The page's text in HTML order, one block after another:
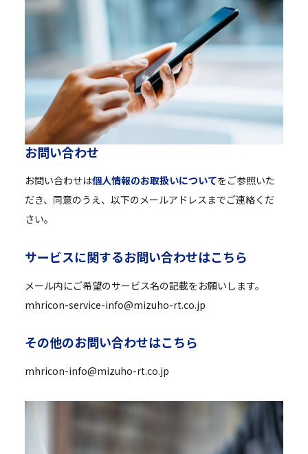
お問い合わせ
お問い合わせは個人情報のお取扱いについてをご参照いた
だき、同意のうえ、以下のメールアドレスまでご連絡くだ
さい。
サービスに関するお問い合わせはこちら
メール内にご希望のサービス名の記載をお願いします。
mhricon-service-info@mizuho-rt.co.jp
その他のお問い合わせはこちら
mhricon-info@mizuho-rt.co.jp